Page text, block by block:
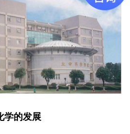
学的发展